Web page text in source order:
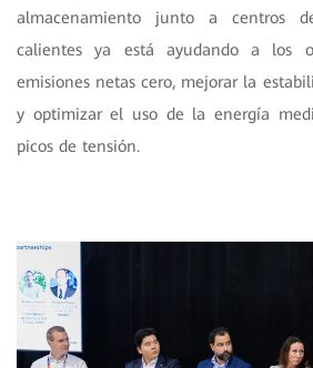
almacenamiento junto a centros
calientes ya está ayudando a los
emisiones netas cero, mejorar la
y optimizar el uso de la energía
picos de tensión.